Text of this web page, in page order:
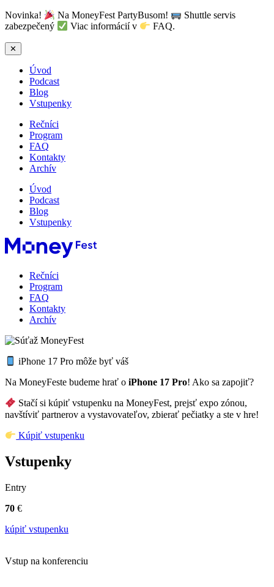
Novinka! Na MoneyFest PartyBusom!
Shuttle servis
zabezpečený
Viac informácií v FAQ.
✕
Úvod
Podcast
Blog
Vstupenky
Rečníci
Program
FAQ
Kontakty
Archív
Úvod
Podcast
Blog
Vstupenky
Rečníci
Program
FAQ
Kontakty
Archív
iPhone 17 Pro môže byť váš
Na MoneyFeste budeme hrať o iPhone 17 Pro! Ako sa zapojiť?
Stačí si kúpiť vstupenku na MoneyFest, prejsť expo zónou,
navštíviť partnerov a vystavovateľov, zbierať pečiatky a ste v hre!
Kúpiť vstupenku
Vstupenky
Entry
70 €
kúpiť vstupenku
Vstup na konferenciu